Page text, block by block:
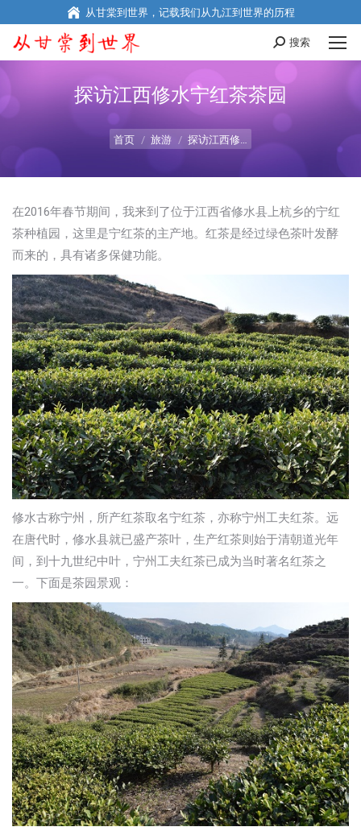
从甘棠到世界，记载我们从九江到世界的历程
Search:
搜索
探访江西修水宁红茶茶园
首页 旅游 探访江西修…
在2016年春节期间，我来到了位于江西省修水县上杭乡的宁红
茶种植园，这里是宁红茶的主产地。红茶是经过绿色茶叶发酵
而来的，具有诸多保健功能。
修水古称宁州，所产红茶取名宁红茶，亦称宁州工夫红茶。远
在唐代时，修水县就已盛产茶叶，生产红茶则始于清朝道光年
间，到十九世纪中叶，宁州工夫红茶已成为当时著名红茶之
一。下面是茶园景观：